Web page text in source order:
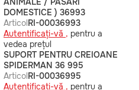
DOMESTICE ) 36993
ArticolRI-00036993
Autentificați-vă , pentru a
vedea prețul
SUPORT PENTRU CREIOANE
SPIDERMAN 36 995
ArticolRI-00036995
Autentificați-vă , pentru a